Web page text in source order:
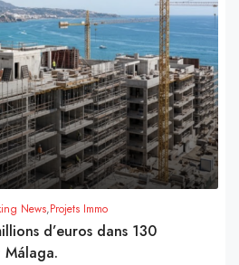
News,Projets Immo
d’euros dans 130
Málaga.